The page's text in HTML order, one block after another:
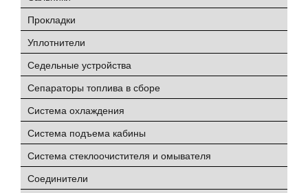
Прокладки
Уплотнители
Седельные устройства
Сепараторы топлива в сборе
Система охлаждения
Система подъема кабины
Система стеклоочистителя и омывателя
Соединители